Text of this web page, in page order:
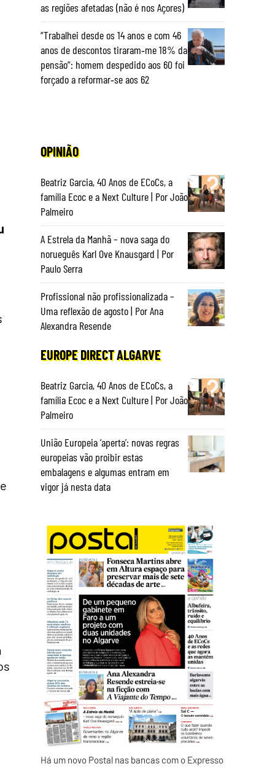
as regiões afetadas (não é nos Açores)
“Trabalhei desde os 14 anos e com 46
anos de descontos tiraram‑me 18% da
pensão”: homem despedido aos 60 foi
forçado a reformar‑se aos 62
OPINIÃO
Beatriz Garcia, 40 Anos de ECoCs, a
família Ecoc e a Next Culture | Por João
Palmeiro
A Estrela da Manhã – nova saga do
norueguês Karl Ove Knausgard | Por
Paulo Serra
Profissional não profissionalizada –
Uma reflexão de agosto | Por Ana
Alexandra Resende
EUROPE DIRECT ALGARVE
Beatriz Garcia, 40 Anos de ECoCs, a
família Ecoc e a Next Culture | Por João
Palmeiro
União Europeia ‘aperta’: novas regras
europeias vão proibir estas
embalagens e algumas entram em
vigor já nesta data
Há um novo Postal nas bancas com o Expresso